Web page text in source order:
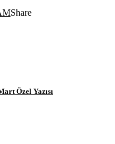
Share
Özel Yazısı